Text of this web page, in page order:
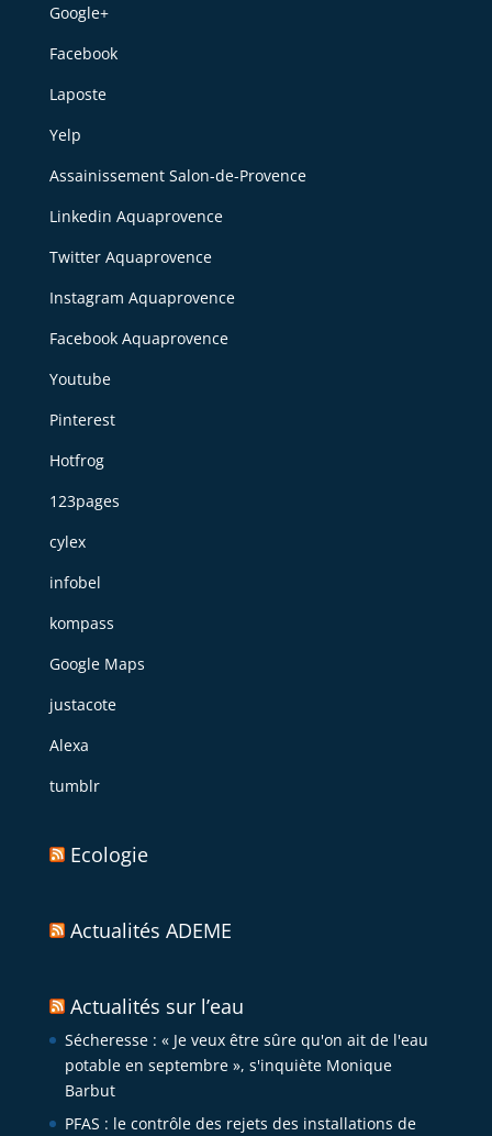
Google+
Facebook
Laposte
Yelp
Assainissement Salon-de-Provence
Linkedin Aquaprovence
Twitter Aquaprovence
Instagram Aquaprovence
Facebook Aquaprovence
Youtube
Pinterest
Hotfrog
123pages
cylex
infobel
kompass
Google Maps
justacote
Alexa
tumblr
Ecologie
Actualités ADEME
Actualités sur l’eau
Sécheresse : « Je veux être sûre qu'on ait de l'eau
potable en septembre », s'inquiète Monique
Barbut
PFAS : le contrôle des rejets des installations de